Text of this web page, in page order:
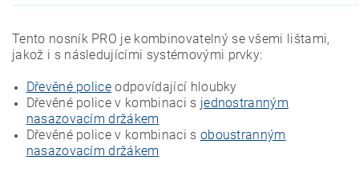
Tento nosník PRO je kombinovatelný se všemi lištami,
jakož i s následujícími systémovými prvky:
Dřevěné police odpovídající hloubky
Dřevěné police v kombinaci s jednostranným
nasazovacím držákem
Dřevěné police v kombinaci s oboustranným
nasazovacím držákem